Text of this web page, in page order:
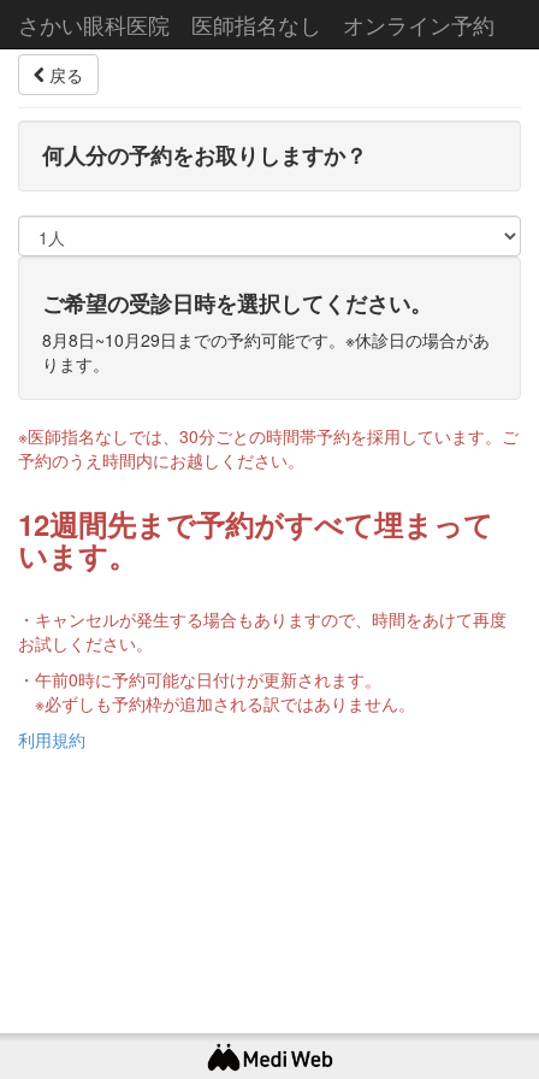
さかい眼科医院 医師指名なし オンライン予約
戻る
何人分の予約をお取りしますか？
ご希望の受診日時を選択してください。
8月8日~10月29日までの予約可能です。※休診日の場合があ
ります。
※医師指名なしでは、30分ごとの時間帯予約を採用しています。ご
予約のうえ時間内にお越しください。
12週間先まで予約がすべて埋まって
います。
・キャンセルが発生する場合もありますので、時間をあけて再度
お試しください。
・午前0時に予約可能な日付けが更新されます。
※必ずしも予約枠が追加される訳ではありません。
利用規約